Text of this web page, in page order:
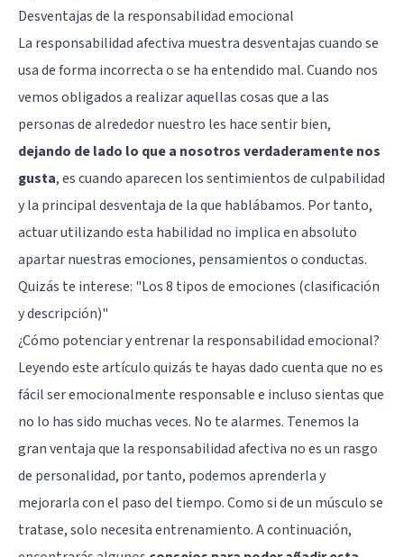
Desventajas de la responsabilidad emocional
La responsabilidad afectiva muestra desventajas cuando se
usa de forma incorrecta o se ha entendido mal. Cuando nos
vemos obligados a realizar aquellas cosas que a las
personas de alrededor nuestro les hace sentir bien,
dejando de lado lo que a nosotros verdaderamente nos
gusta, es cuando aparecen los sentimientos de culpabilidad
y la principal desventaja de la que hablábamos. Por tanto,
actuar utilizando esta habilidad no implica en absoluto
apartar nuestras emociones, pensamientos o conductas.
Quizás te interese: "Los 8 tipos de emociones (clasificación
y descripción)"
¿Cómo potenciar y entrenar la responsabilidad emocional?
Leyendo este artículo quizás te hayas dado cuenta que no es
fácil ser emocionalmente responsable e incluso sientas que
no lo has sido muchas veces. No te alarmes. Tenemos la
gran ventaja que la responsabilidad afectiva no es un rasgo
de personalidad, por tanto, podemos aprenderla y
mejorarla con el paso del tiempo. Como si de un músculo se
tratase, solo necesita entrenamiento. A continuación,